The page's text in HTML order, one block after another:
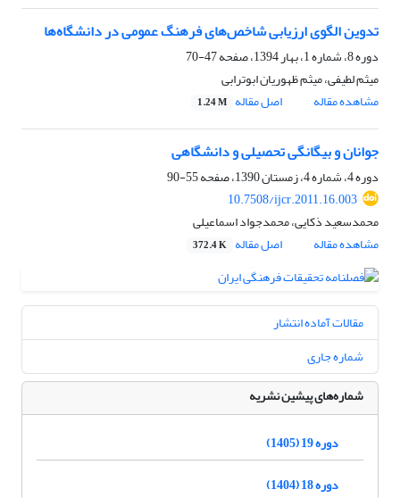
تدوین الگوی ارزیابی شاخص‌های فرهنگ عمومی در دانشگاه‌ها
دوره 8، شماره 1، بهار 1394، صفحه
47-70
میثم لطیفی، میثم ظهوریان ابوترابی
مشاهده مقاله
اصل مقاله 1.24 M
جوانان و بیگانگی تحصیلی و دانشگاهی
دوره 4، شماره 4، زمستان 1390، صفحه
55-90
10.7508/ijcr.2011.16.003
محمد‌سعید ذکایی، محمد‌جواد اسماعیلی
مشاهده مقاله
اصل مقاله 372.4 K
مقالات آماده انتشار
شماره جاری
شماره‌های پیشین نشریه
دوره 19 (1405)
دوره 18 (1404)